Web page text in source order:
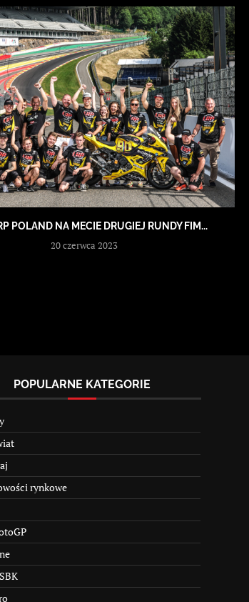
POLAND NA MECIE DRUGIEJ RUNDY FIM...
20 czerwca 2023
POPULARNE KATEGORIE
rynkowe